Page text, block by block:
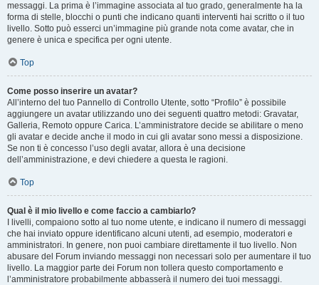
messaggi. La prima è l’immagine associata al tuo grado, generalmente ha la
forma di stelle, blocchi o punti che indicano quanti interventi hai scritto o il tuo
livello. Sotto può esserci un’immagine più grande nota come avatar, che in
genere è unica e specifica per ogni utente.
Top
Come posso inserire un avatar?
All’interno del tuo Pannello di Controllo Utente, sotto “Profilo” è possibile
aggiungere un avatar utilizzando uno dei seguenti quattro metodi: Gravatar,
Galleria, Remoto oppure Carica. L’amministratore decide se abilitare o meno
gli avatar e decide anche il modo in cui gli avatar sono messi a disposizione.
Se non ti è concesso l’uso degli avatar, allora è una decisione
dell’amministrazione, e devi chiedere a questa le ragioni.
Top
Qual è il mio livello e come faccio a cambiarlo?
I livelli, compaiono sotto al tuo nome utente, e indicano il numero di messaggi
che hai inviato oppure identificano alcuni utenti, ad esempio, moderatori e
amministratori. In genere, non puoi cambiare direttamente il tuo livello. Non
abusare del Forum inviando messaggi non necessari solo per aumentare il tuo
livello. La maggior parte dei Forum non tollera questo comportamento e
l’amministratore probabilmente abbasserà il numero dei tuoi messaggi.